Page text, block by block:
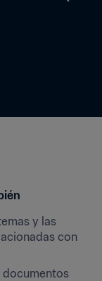
y las
con
documentos